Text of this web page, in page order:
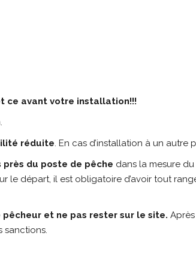
ce avant votre installation!!!
réduite. En cas d’installation à un autre
près du poste de pêche dans la mesure
le départ, il est obligatoire d’avoir tout
et ne pas rester sur le site.
sanctions.